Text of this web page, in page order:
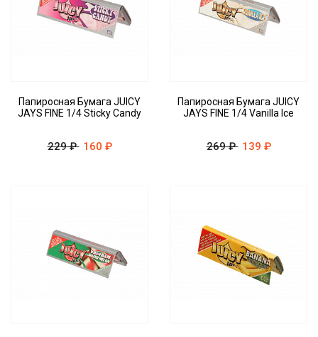
Папиросная Бумага JUICY
JAYS FINE 1/4 Sticky Candy
229 ₽ 160 ₽
Папиросная Бумага JUICY
JAYS FINE 1/4 Vanilla Ice
269 ₽ 139 ₽